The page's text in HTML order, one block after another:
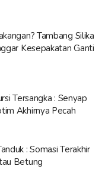
Tambang Silika
Kesepakatan Ganti
Tersangka : Senyap
Akhirnya Pecah
: Somasi Terakhir
Betung